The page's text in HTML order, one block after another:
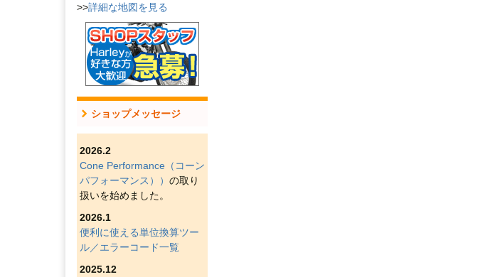
>>詳細な地図を見る
ショップメッセージ
2026.2
Cone Performance（コーン
パフォーマンス）） の取り
扱いを始めました。
2026.1
便利に使える単位換算ツー
ル／エラーコード一覧
2025.12